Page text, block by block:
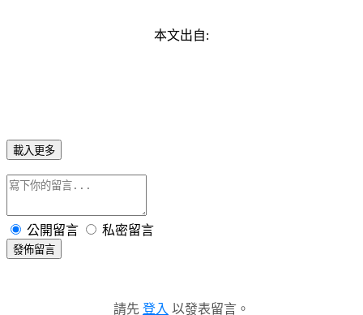
本文出自:
載入更多
公開留言 私密留言
發佈留言
請先 登入 以發表留言。